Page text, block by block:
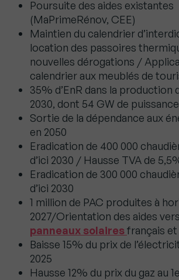
Poursuite des aides existantes
(MaPrimeRénov, CEE)
Maintien du calendrier
location des passoires
nouvelles dérogations /
calendrier aux meublés de
35% d’EnR dans la production
2030, dont 54 GW de
Sortie de la dépendance aux
en 2050
Eradication de 400 000
d’ici 2030 / Hausse TVA de
Eradication de 300 000
d’ici 2030
1 million de PAC produites à
2027/Orientation des aides
panneaux solairesfrançais
Baisse 15% du prix de
2025
Hausse 12% du prix du gaz au